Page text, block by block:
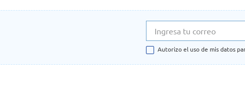
Autorizo el uso de mis datos